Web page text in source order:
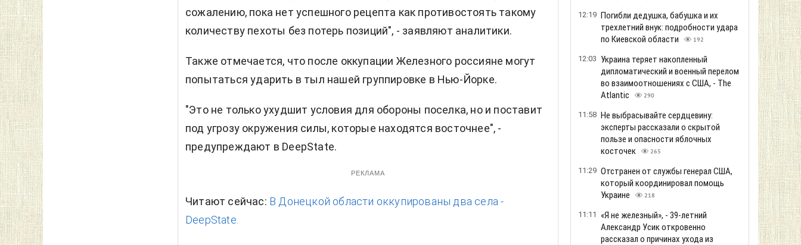
сожалению, пока нет успешного рецепта как противостоять такому
количеству пехоты без потерь позиций", - заявляют аналитики.
Также отмечается, что после оккупации Железного россияне могут
попытаться ударить в тыл нашей группировке в Нью-Йорке.
"Это не только ухудшит условия для обороны поселка, но и поставит
под угрозу окружения силы, которые находятся восточнее", -
предупреждают в DeepState.
РЕКЛАМА
Читают сейчас: В Донецкой области оккупированы два села -
DeepState.
12:19 Погибли дедушка, бабушка и их
трехлетний внук: подробности удара
по Киевской области
192
12:03 Украина теряет накопленный
дипломатический и военный перелом
во взаимоотношениях с США, - The
Atlantic
290
11:58 Не выбрасывайте сердцевину:
эксперты рассказали о скрытой
пользе и опасности яблочных
косточек
265
11:29 Отстранен от службы генерал США,
который координировал помощь
Украине
218
11:11
«Я не железный», - 39-летний
Александр Усик откровенно
рассказал о причинах ухода из